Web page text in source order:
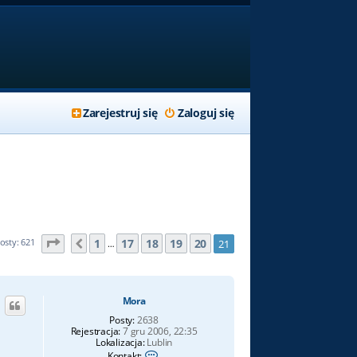
Zaloguj się
Zarejestruj się
621 Strona 21z21
Poprzednia
1 … 17 18 19 20 21
Mora
Posty:2638
Rejestracja:7 gru 2006, 22:35
Lokalizacja:Lublin